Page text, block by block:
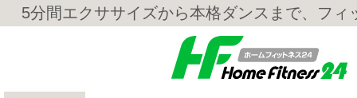
5分間エクササイズから本格ダンスまで、フィ